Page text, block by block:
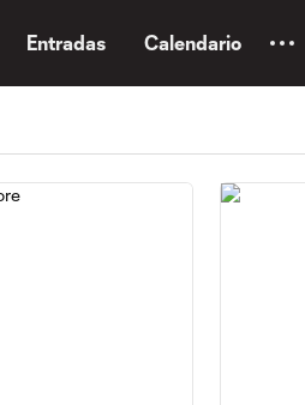
Entradas Calendario